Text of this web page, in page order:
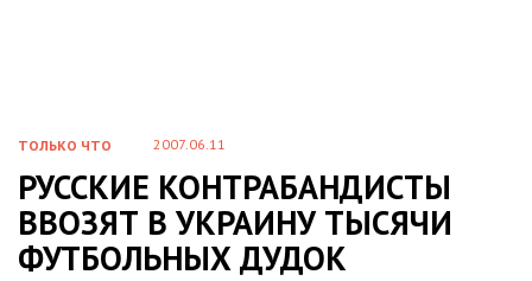
ТОЛЬКО ЧТО 2007.06.11
РУССКИЕ КОНТРАБАНДИСТЫ
ВВОЗЯТ В УКРАИНУ ТЫСЯЧИ
ФУТБОЛЬНЫХ ДУДОК